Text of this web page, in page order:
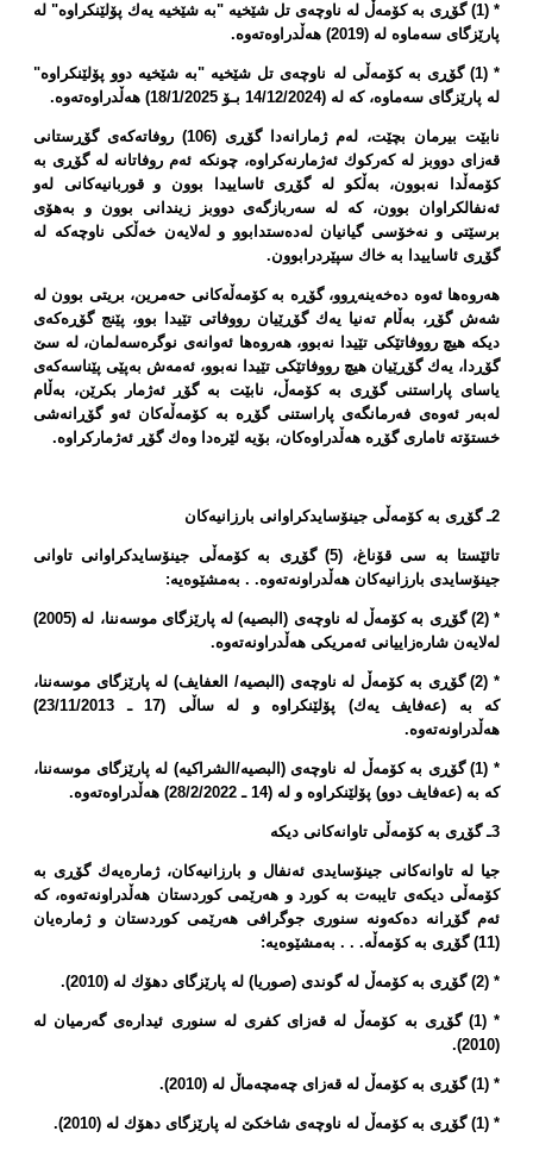
* (1) گۆڕی بە كۆمەڵ لە ناوچەی تل شێخیە "بە شێخیە یەك پۆلێنكراوە" لە
پارێزگای سەماوە لە (2019) هەڵدراوەتەوە.
* (1) گۆڕی بە كۆمەڵی لە ناوچەی تل شێخیە "بە شێخیە دوو پۆلێنكراوە"
لە پارێزگای سەماوە، كە لە (14/12/2024 بـۆ 18/1/2025) هەڵدراوەتەوە.
نابێت بیرمان بچێت، لەم ژمارانەدا گۆڕی (106) روفاتەكەی گۆڕستانی
قەزای دووبز لە كەركوك ئەژمارنەكراوە، چونكە ئەم روفاتانە لە گۆڕی بە
كۆمەڵدا نەبوون، بەڵكو لە گۆڕی ئاساییدا بوون و قوربانیەكانی لەو
ئەنفالكراوان بوون، كە لە سەربازگەی دووبز زیندانی بوون و بەهۆی
برسێتی و نەخۆسی گیانیان لەدەستدابوو و لەلایەن خەڵكی ناوچەكە لە
گۆڕی ئاساییدا بە خاك سپێردرابوون.
هەروەها ئەوە دەخەینەڕوو، گۆڕە بە كۆمەڵەكانی حەمرین، بریتی بوون لە
شەش گۆڕ، بەڵام تەنیا یەك گۆڕێیان رووفاتی تێیدا بوو، پێنج گۆڕەكەی
دیكە هیچ رووفاتێكی تێیدا نەبوو، هەروەها ئەوانەی نوگرەسەلمان، لە سێ‌
گۆڕدا، یەك گۆڕێیان هیچ رووفاتێكی تێیدا نەبوو، ئەمەش بەپێی پێناسەكەی
یاسای پاراستنی گۆڕی بە كۆمەڵ، نابێت بە گۆڕ ئەژمار بكرێن، بەڵام
لەبەر ئەوەی فەرمانگەی پاراستنی گۆڕە بە كۆمەڵەكان ئەو گۆڕانەشی
خستۆتە ئاماری گۆڕە هەڵدراوەكان، بۆیە لێرەدا وەك گۆڕ ئەژماركراوە.
2ـ گۆڕی بە كۆمەڵی جینۆسایدكراوانی بارزانیەكان
تائێستا بە سی قۆناغ، (5) گۆڕی بە كۆمەڵی جینۆسایدكراوانی تاوانی
جینۆسایدی بارزانیەكان هەڵدراونەتەوە. . بەمشێوەیە:
* (2) گۆڕی بە كۆمەڵ لە ناوچەی (البصیە) لە پارێزگای موسەننا، لە (2005)
لەلایەن شارەزاییانی ئەمریكی هەڵدراونەتەوە.
* (2) گۆڕی بە كۆمەڵ لە ناوچەی (البصیە/ العفایف) لە پارێزگای موسەننا،
كە بە (عەفایف یەك) پۆلێنكراوە و لە ساڵی (17 ـ 23/11/2013)
هەڵدراونەتەوە.
* (1) گۆڕی بە كۆمەڵ لە ناوچەی (البصیە/الشراكیە) لە پارێزگای موسەننا،
كە بە (عەفایف دوو) پۆلێنكراوە و لە (14 ـ 28/2/2022) هەڵدراوەتەوە.
3ـ گۆڕی بە كۆمەڵی تاوانەكانی دیكە
جیا لە تاوانەكانی جینۆسایدی ئەنفال و بارزانیەكان، ژمارەیەك گۆڕی بە
كۆمەڵی دیكەی تایبەت بە كورد و هەرێمی كوردستان هەڵدراونەتەوە، كە
ئەم گۆڕانە دەكەونە سنوری جوگرافی هەرێمی كوردستان و ژمارەیان
(11) گۆڕی بە كۆمەڵە. . . بەمشێوەیە:
* (2) گۆڕی بە كۆمەڵ لە گوندی (صوریا) لە پارێزگای دهۆك لە (2010).
* (1) گۆڕی بە كۆمەڵ لە قەزای كفری لە سنوری ئیدارەی گەرمیان لە
(2010).
* (1) گۆڕی بە كۆمەڵ لە قەزای چەمچەماڵ لە (2010).
* (1) گۆڕی بە كۆمەڵ لە ناوچەی شاخكێ‌ لە پارێزگای دهۆك لە (2010).